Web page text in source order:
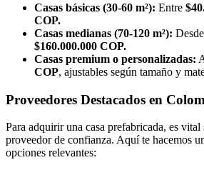
Casas básicas (30-60 m²): Entre
COP.
Casas medianas (70-120 m²): Desde
$160.000.000 COP.
Casas premium o personalizadas:
COP, ajustables según tamaño y
Proveedores Destacados en
Para adquirir una casa prefabricada, es vital
proveedor de confianza. Aquí te hacemos
opciones relevantes: